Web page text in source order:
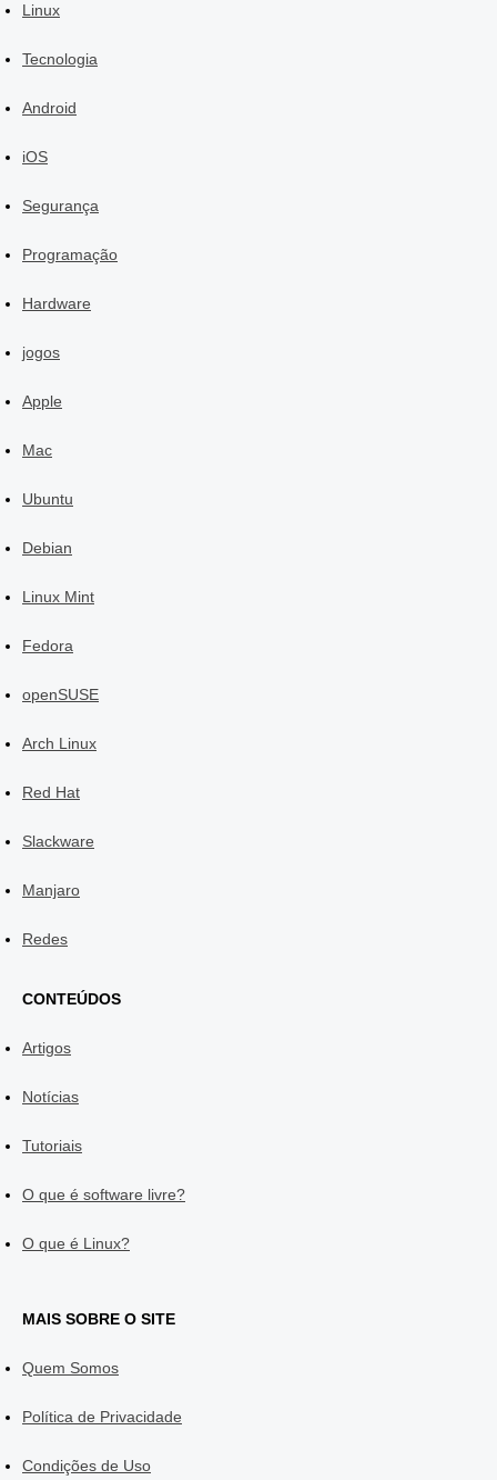
Linux
Tecnologia
Android
iOS
Segurança
Programação
Hardware
jogos
Apple
Mac
Ubuntu
Debian
Linux Mint
Fedora
openSUSE
Arch Linux
Red Hat
Slackware
Manjaro
Redes
CONTEÚDOS
Artigos
Notícias
Tutoriais
O que é software livre?
O que é Linux?
MAIS SOBRE O SITE
Quem Somos
Política de Privacidade
Condições de Uso